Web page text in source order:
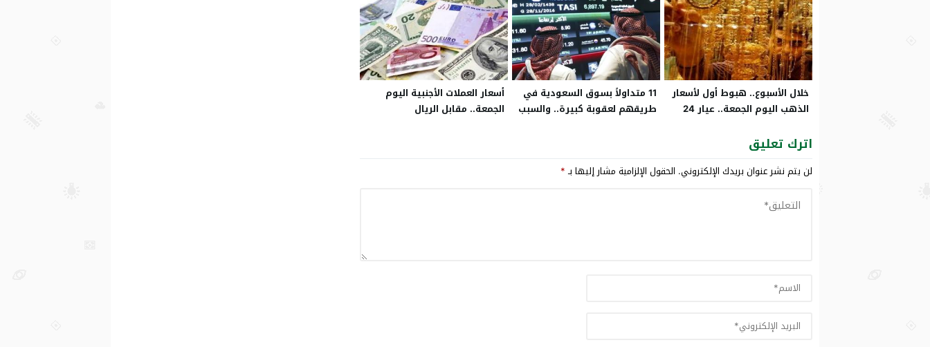
خلال الأسبوع.. هبوط أول لأسعار
الذهب اليوم الجمعة.. عيار 24
11 متداولاً بسوق السعودية في
طريقهم لعقوبة كبيرة.. والسبب
أسعار العملات الأجنبية اليوم
الجمعة.. مقابل الريال
اترك تعليق
لن يتم نشر عنوان بريدك الإلكتروني. الحقول الإلزامية مشار إليها بـ*